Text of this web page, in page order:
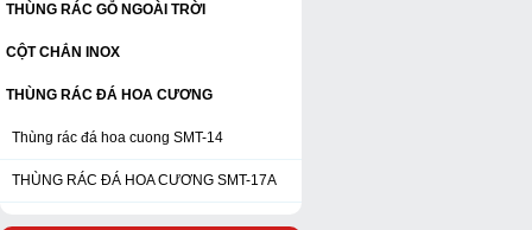
THÙNG RÁC GỖ NGOÀI TRỜI
CỘT CHẮN INOX
THÙNG RÁC ĐÁ HOA CƯƠNG
Thùng rác đá hoa cuong SMT-14
THÙNG RÁC ĐÁ HOA CƯƠNG SMT-17A